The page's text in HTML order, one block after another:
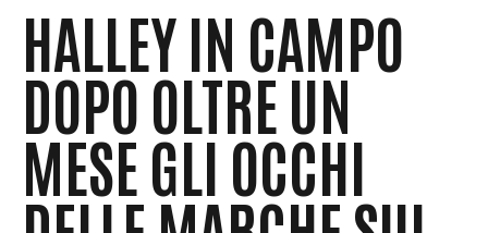
HALLEY IN CAMPO
DOPO OLTRE UN
MESE GLI OCCHI